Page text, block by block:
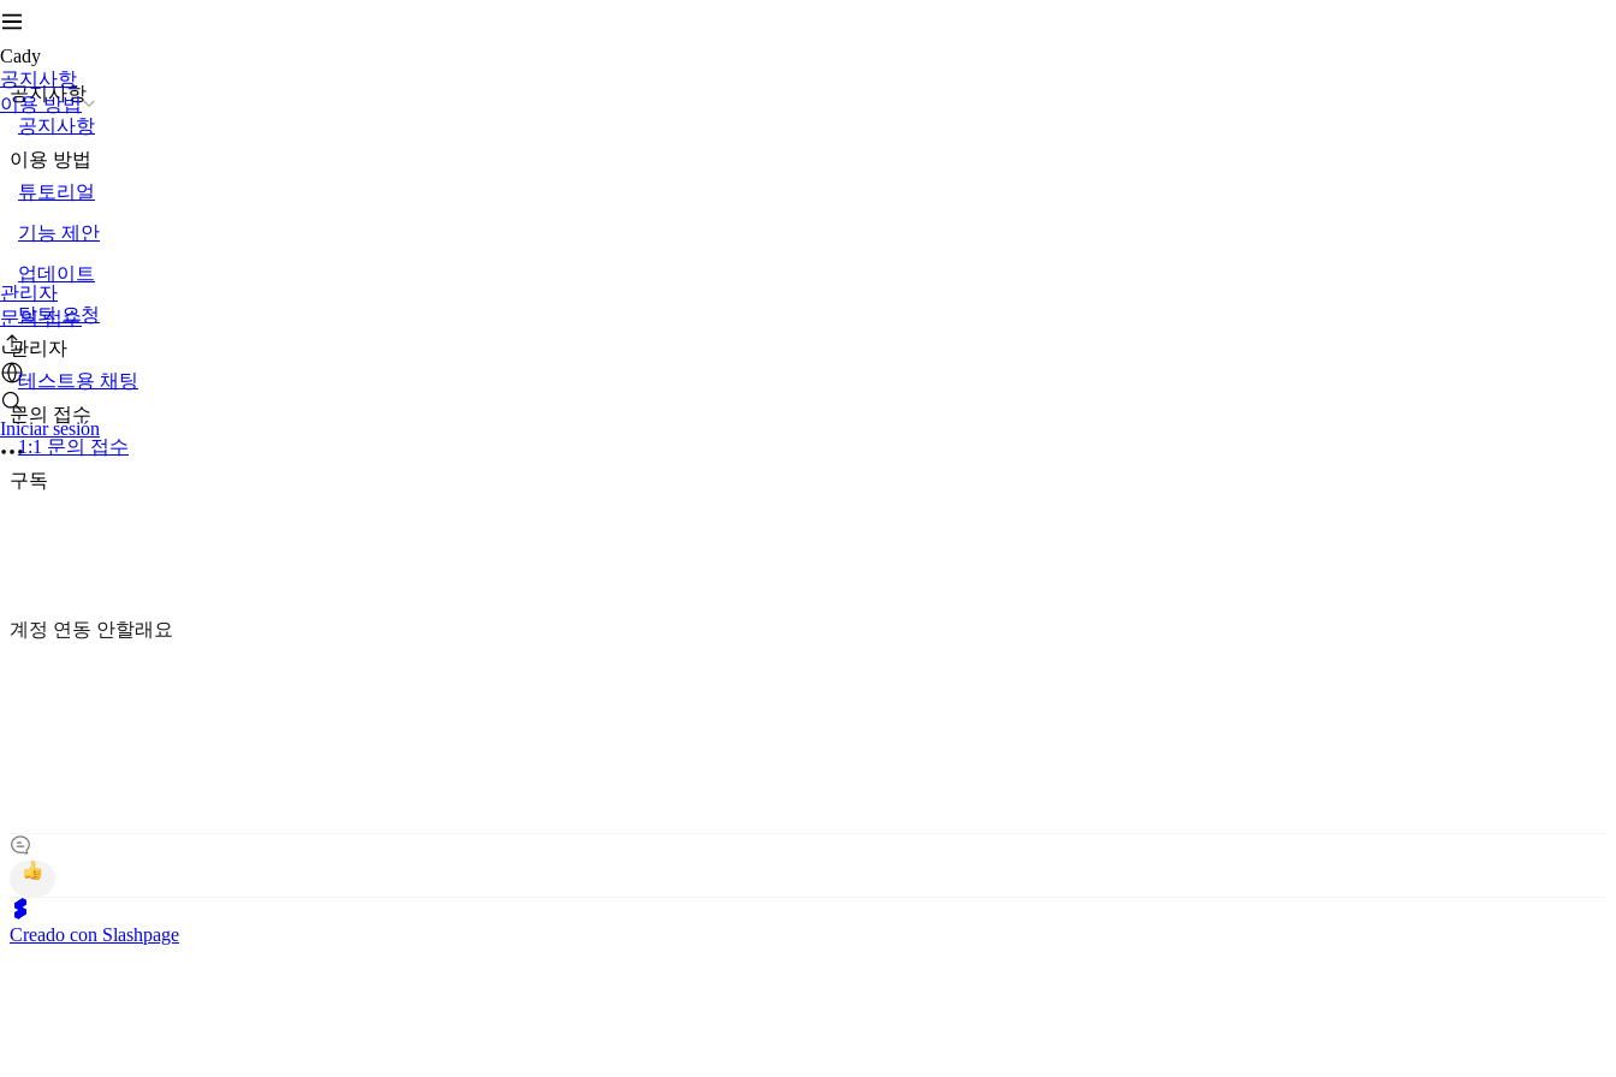
Cady
공지사항
이용 방법
관리자
문의 접수
Iniciar sesión
공지사항
공지사항
이용 방법
튜토리얼
기능 제안
업데이트
탈퇴 요청
관리자
테스트용 채팅
문의 접수
1:1 문의 접수
구독
계정 연동 안할래요
Creado con Slashpage